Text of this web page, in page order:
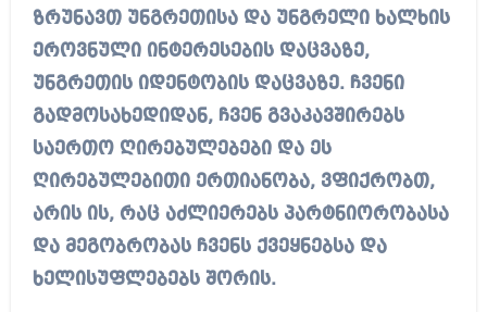
ზრუნავთ უნგრეთისა და უნგრელი ხალხის
ეროვნული ინტერესების დაცვაზე,
უნგრეთის იდენტობის დაცვაზე. ჩვენი
გადმოსახედიდან, ჩვენ გვაკავშირებს
საერთო ღირებულებები და ეს
ღირებულებითი ერთიანობა, ვფიქრობთ,
არის ის, რაც აძლიერებს პარტნიორობასა
და მეგობრობას ჩვენს ქვეყნებსა და
ხელისუფლებებს შორის.